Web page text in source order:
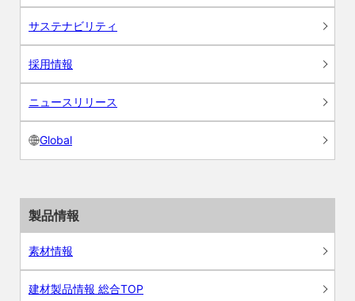
サステナビリティ
採用情報
ニュースリリース
Global
製品情報
素材情報
建材製品情報 総合TOP